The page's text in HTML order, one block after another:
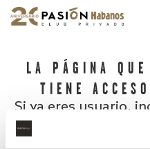
LA PÁGINA
TIENE
Si ya eres usuario,